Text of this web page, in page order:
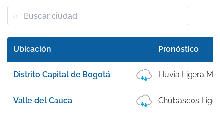
Ubicación Pronóstico
Distrito Capital de Bogotá Lluvia Ligera
Valle del Cauca Chubascos